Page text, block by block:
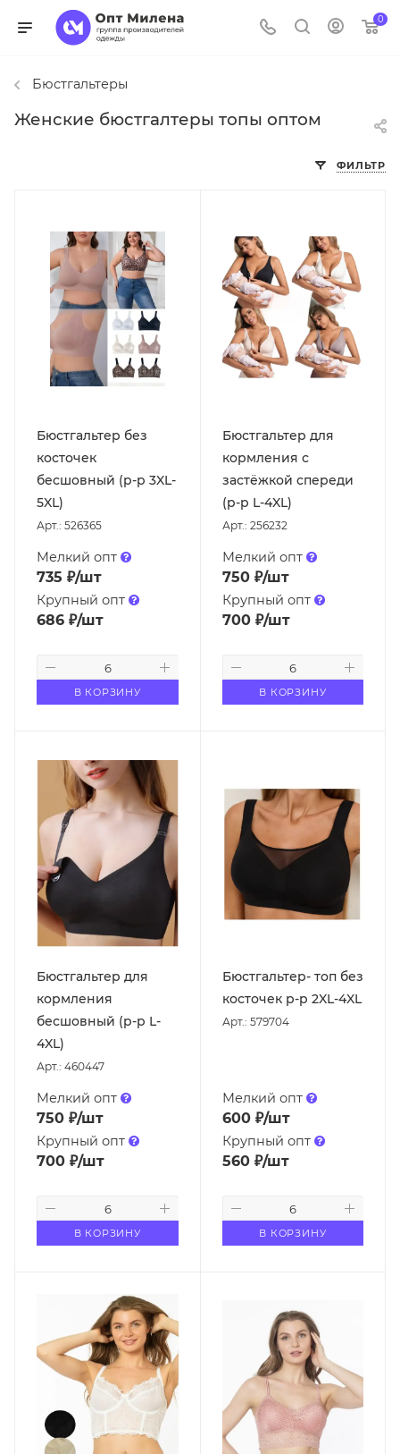
0
Бюстгальтеры
Женские бюстгалтеры топы оптом
ФИЛЬТР
Бюстгальтер без
косточек
бесшовный (р-р 3XL-
5XL)
Арт.: 526365
Мелкий опт
735 ₽/шт
Крупный опт
686 ₽/шт
В КОРЗИНУ
Бюстгальтер для
кормления с
застёжкой спереди
(р-р L-4XL)
Арт.: 256232
Мелкий опт
750₽/шт
Крупный опт
700₽/шт
В КОРЗИНУ
Бюстгальтер для
кормления
бесшовный (р-р L-
4XL)
Арт.: 460447
Мелкий опт
750 ₽/шт
Крупный опт
700 ₽/шт
В КОРЗИНУ
Бюстгальтер- топ без
косточек р-р 2XL-4XL
Арт.: 579704
Мелкий опт
600₽/шт
Крупный опт
560₽/шт
В КОРЗИНУ